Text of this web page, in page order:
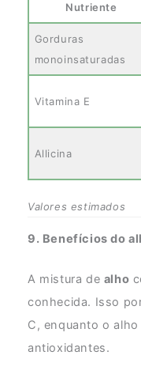
Nutriente
Gorduras
monoinsaturadas
Vitamina E
Allicina
Valores estimados
9. Benefícios do
A mistura de alho
conhecida. Isso
C, enquanto o
antioxidantes.